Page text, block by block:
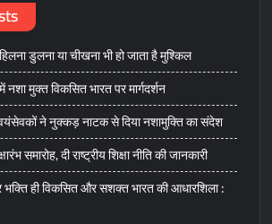
डुलना या चीखना भी हो जाता है मुश्किल
में नशा मुक्त विकसित भारत पर मार्गदर्शन
ने नुक्कड़ नाटक से दिया नशामुक्ति का संदेश
समारोह, दी राष्ट्रीय शिक्षा नीति की जानकारी
ही विकसित और सशक्त भारत की आधारशिला :